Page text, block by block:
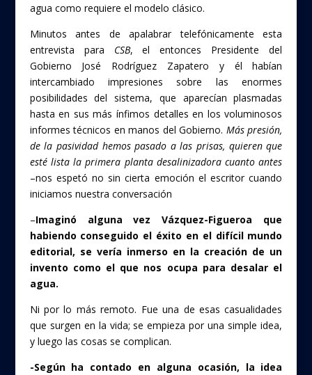
agua como requiere el modelo clásico.
Minutos antes de apalabrar telefónicamente esta
entrevista para CSB, el entonces Presidente del
Gobierno José Rodríguez Zapatero y él habían
intercambiado impresiones sobre las enormes
posibilidades del sistema, que aparecían plasmadas
hasta en sus más ínfimos detalles en los voluminosos
informes técnicos en manos del Gobierno. Más presión,
de la pasividad hemos pasado a las prisas, quieren que
esté lista la primera planta desalinizadora cuanto antes
–nos espetó no sin cierta emoción el escritor cuando
iniciamos nuestra conversación
–Imaginó alguna vez Vázquez-Figueroa que
habiendo conseguido el éxito en el difícil mundo
editorial, se vería inmerso en la creación de un
invento como el que nos ocupa para desalar el
agua.
Ni por lo más remoto. Fue una de esas casualidades
que surgen en la vida; se empieza por una simple idea,
y luego las cosas se complican.
-Según ha contado en alguna ocasión, la idea